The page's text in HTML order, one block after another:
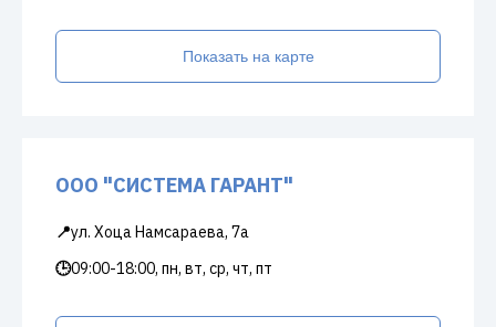
Показать на карте
ООО "СИСТЕМА ГАРАНТ"
📍ул. Хоца Намсараева, 7а
🕒09:00-18:00, пн, вт, ср, чт, пт